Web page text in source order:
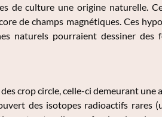
de culture une origine naturelle.
de champs magnétiques. Ces
naturels pourraient dessiner des
crop circle, celle-ci demeurant
des isotopes radioactifs rares